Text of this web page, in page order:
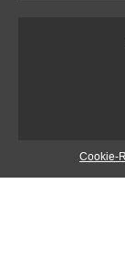
Cookie-